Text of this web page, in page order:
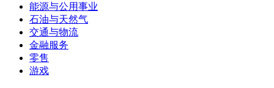
能源与公用事业
石油与天然气
交通与物流
金融服务
零售
游戏